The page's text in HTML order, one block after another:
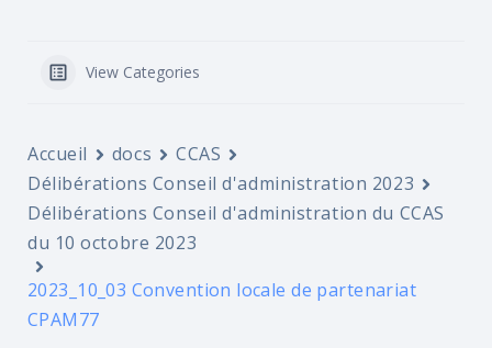
View Categories
Accueil docs
CCAS
Délibérations Conseil d'administration 2023
Délibérations Conseil d'administration du CCAS
du 10 octobre 2023
2023_10_03 Convention locale de partenariat
CPAM77